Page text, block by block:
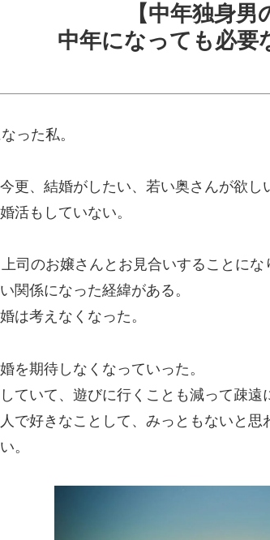
【中年独身男
中年になっても必要
った私。
更、結婚がしたい、若い奥さんが欲
活もしていない。
司のお嬢さんとお見合いすることに
関係になった経緯がある。
は考えなくなった。
を期待しなくなっていった。
ていて、遊びに行くことも減って疎遠
で好きなことして、みっともないと
。